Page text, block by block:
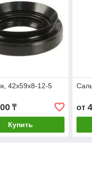
42х59х8-12-5
₸
Купить
от